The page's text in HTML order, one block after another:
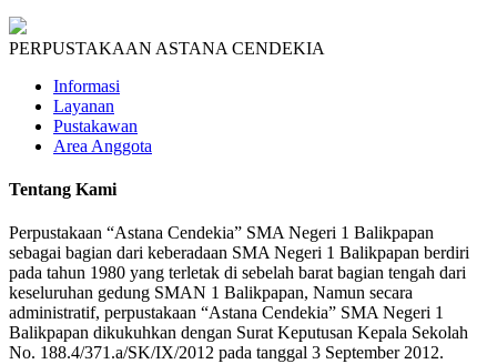
PERPUSTAKAAN ASTANA CENDEKIA
Informasi
Layanan
Pustakawan
Area Anggota
Tentang Kami
Perpustakaan “Astana Cendekia” SMA Negeri 1 Balikpapan
sebagai bagian dari keberadaan SMA Negeri 1 Balikpapan berdiri
pada tahun 1980 yang terletak di sebelah barat bagian tengah dari
keseluruhan gedung SMAN 1 Balikpapan, Namun secara
administratif, perpustakaan “Astana Cendekia” SMA Negeri 1
Balikpapan dikukuhkan dengan Surat Keputusan Kepala Sekolah
No. 188.4/371.a/SK/IX/2012 pada tanggal 3 September 2012.